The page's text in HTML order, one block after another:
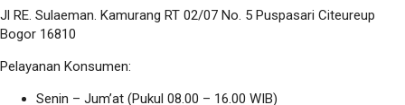
Jl RE. Sulaeman. Kamurang RT 02/07 No. 5 Puspasari Citeureup
Bogor 16810
Pelayanan Konsumen:
Senin – Jum’at (Pukul 08.00 – 16.00 WIB)